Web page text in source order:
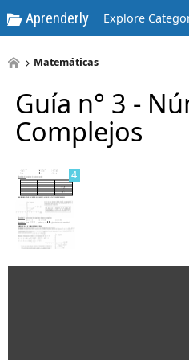
Aprenderly Explore
Matemáticas
Guía n° 3 -
Complejos
3
4